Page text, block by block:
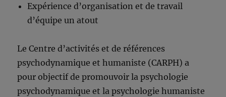
Expérience d’organisation et de travail
d’équipe un atout
Le Centre d’activités et de références
psychodynamique et humaniste (CARPH) a
pour objectif de promouvoir la psychologie
psychodynamique et la psychologie humaniste